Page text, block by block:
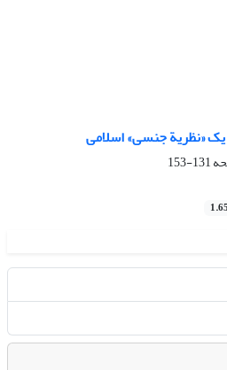
«نظریة جنسی» اسلامی
131-153